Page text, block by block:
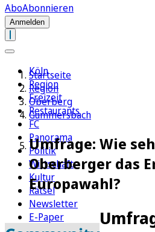
AboAbonnieren
Anmelden
Köln
Region
Freizeit
Restaurants
FC
Panorama
Politik
Wirtschaft
Kultur
Rätsel
Newsletter
E-Paper
Startseite
Region
Oberberg
Gummersbach
Umfrage: Wie
Oberberger das
Europawahl?